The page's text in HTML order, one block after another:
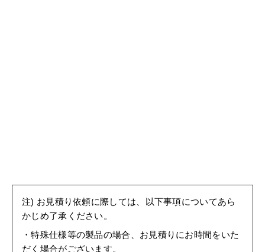
注) お見積り依頼に際しては、以下事項についてあら
かじめ了承ください。
・特殊仕様等の製品の場合、お見積りにお時間をいた
だく場合がございます。